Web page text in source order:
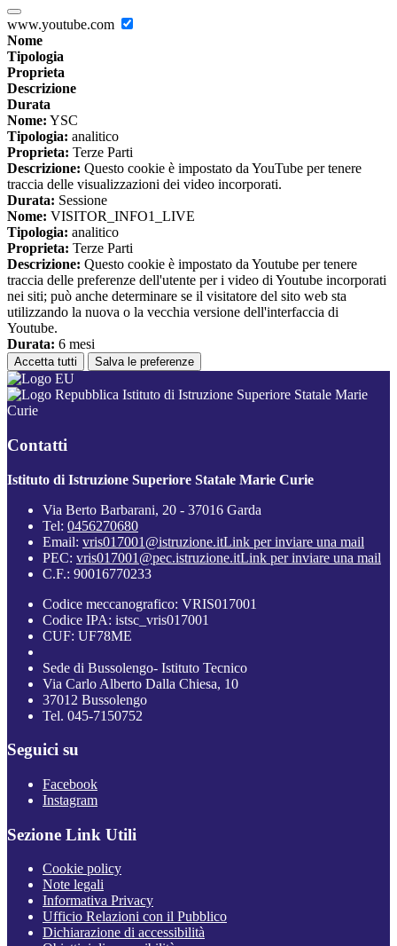
www.youtube.com
Nome
Tipologia
Proprieta
Descrizione
Durata
Nome: YSC
Tipologia: analitico
Proprieta: Terze Parti
Descrizione: Questo cookie è impostato da YouTube per tenere
traccia delle visualizzazioni dei video incorporati.
Durata: Sessione
Nome: VISITOR_INFO1_LIVE
Tipologia: analitico
Proprieta: Terze Parti
Descrizione: Questo cookie è impostato da Youtube per tenere
traccia delle preferenze dell'utente per i video di Youtube incorporati
nei siti; può anche determinare se il visitatore del sito web sta
utilizzando la nuova o la vecchia versione dell'interfaccia di
Youtube.
Durata: 6 mesi
Accetta tutti Salva le preferenze
Istituto di Istruzione Superiore Statale Marie
Curie
Contatti
Istituto di Istruzione Superiore Statale Marie Curie
Via Berto Barbarani, 20 - 37016 Garda
Tel: 0456270680
Email: vris017001@istruzione.itLink per inviare una mail
PEC: vris017001@pec.istruzione.itLink per inviare una mail
C.F.: 90016770233
Codice meccanografico: VRIS017001
Codice IPA: istsc_vris017001
CUF: UF78ME
Sede di Bussolengo- Istituto Tecnico
Via Carlo Alberto Dalla Chiesa, 10
37012 Bussolengo
Tel. 045-7150752
Seguici su
Facebook
Instagram
Sezione Link Utili
Cookie policy
Note legali
Informativa Privacy
Ufficio Relazioni con il Pubblico
Dichiarazione di accessibilità